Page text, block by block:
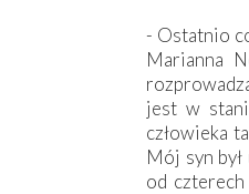
- Ostatnio
Marianna
jest w
człowieka
Mój syn
od